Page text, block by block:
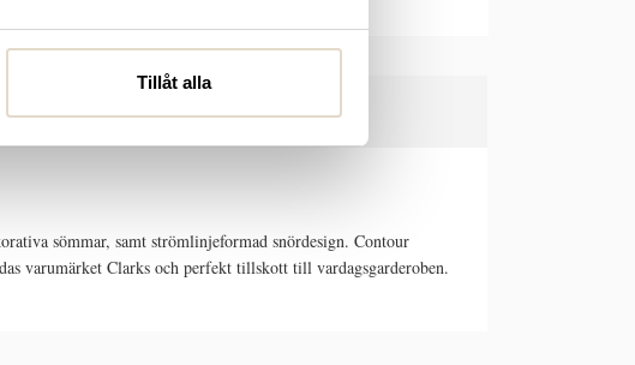
Tillåt alla
sömmar, samt strömlinjeformad snördesign. Contour
varumärket Clarks och perfekt tillskott till vardagsgarderoben.